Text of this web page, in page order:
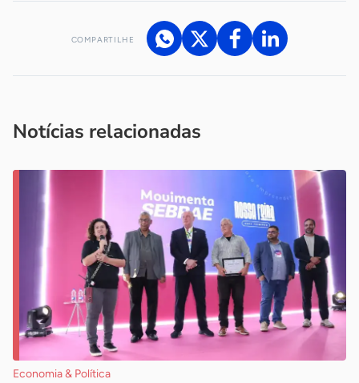
COMPARTILHE
Notícias relacionadas
Economia & Política